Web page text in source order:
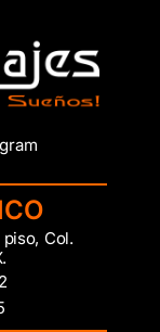
Col.